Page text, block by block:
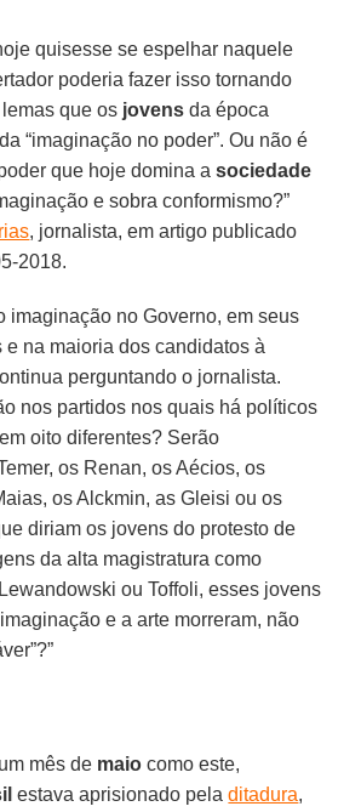
quisesse se espelhar naquele
poderia fazer isso tornando
que os jovens da época
“imaginação no poder”. Ou não é
que hoje domina asociedade
e sobra conformismo?”
, jornalista, em artigo publicado
2018.
imaginação no Governo, em seus
e na maioria dos candidatos à
perguntando o jornalista.
nos partidos nos quais há políticos
oito diferentes? Serão
os Renan, os Aécios, os
os Alckmin, as Gleisi ou os
diriam os jovens do protesto de
da alta magistratura como
ou Toffoli, esses jovens
e a arte morreram, não
mês de maio como este,
estava aprisionado peladitadura,